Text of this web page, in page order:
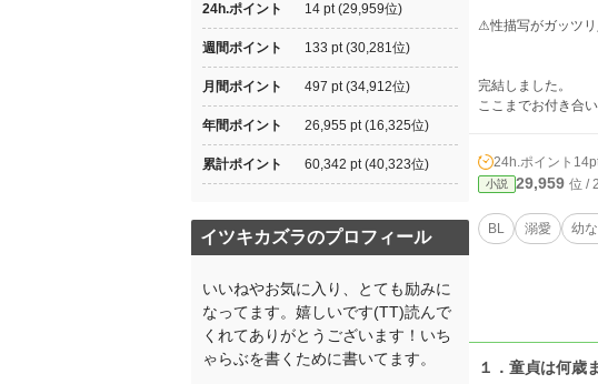
⚠性描写がガッツ
完結しました。
ここまでお付き合
24h.ポイント
小説 29,959 位 /
BL 溺愛 幼
１．童貞は何歳
24h.ポイント 14 pt (29,959位)
週間ポイント 133 pt (30,281位)
月間ポイント 497 pt (34,912位)
年間ポイント 26,955 pt (16,325位)
累計ポイント 60,342 pt (40,323位)
イツキカズラのプロフィール
いいねやお気に入り、とても励みに
なってます。嬉しいです(TT)読んで
くれてありがとうございます！いち
ゃらぶを書くために書いてます。